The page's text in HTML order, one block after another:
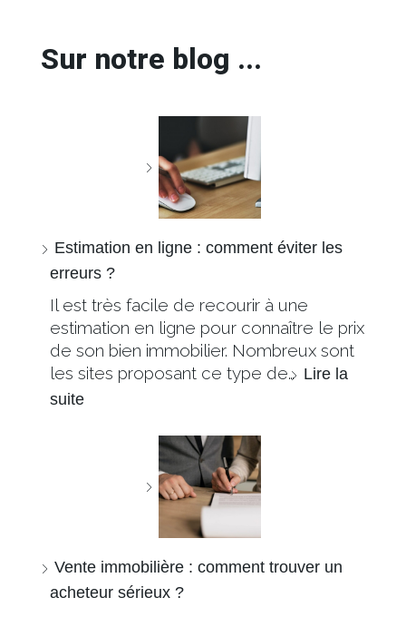
Sur notre blog ...
Estimation en ligne : comment éviter les
erreurs ?
Il est très facile de recourir à une
estimation en ligne pour connaître le prix
de son bien immobilier. Nombreux sont
les sites proposant ce type de… Lire la
suite
Vente immobilière : comment trouver un
acheteur sérieux ?